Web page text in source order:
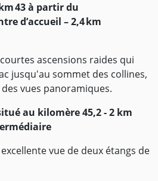
43 à partir du
d’accueil – 2,4 km
ascensions raides qui
jusqu'au sommet des collines,
vues panoramiques.
au kilomère 45,2 - 2 km
vue de deux étangs de